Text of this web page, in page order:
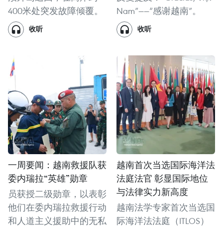
400米处突发故障倾覆。
收听
Nam”——“感谢越南”。
收听
一周要闻：越南救援队获
委内瑞拉“英雄”勋章
员获授二级勋章，以表彰
他们在委内瑞拉救援行动
和人道主义援助中的无私
越南首次当选国际海洋法
法庭法官 彰显国际地位
与法律实力新高度
越南法学专家首次当选国
际海洋法法庭（ITLOS）